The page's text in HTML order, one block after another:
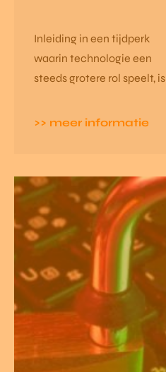
Inleiding in een tijdperk
waarin technologie een
steeds grotere rol speelt, is
essentieel geworden voor
>> meer informatie